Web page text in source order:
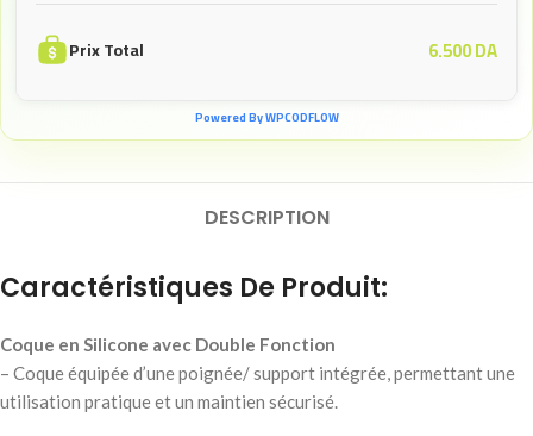
Prix Total 6.500DA
Powered By WPCODFLOW
DESCRIPTION
Caractéristiques De Produit:
Coque en Silicone avec Double Fonction
– Coque équipée d’une poignée/ support intégrée, permettant une
utilisation pratique et un maintien sécurisé.